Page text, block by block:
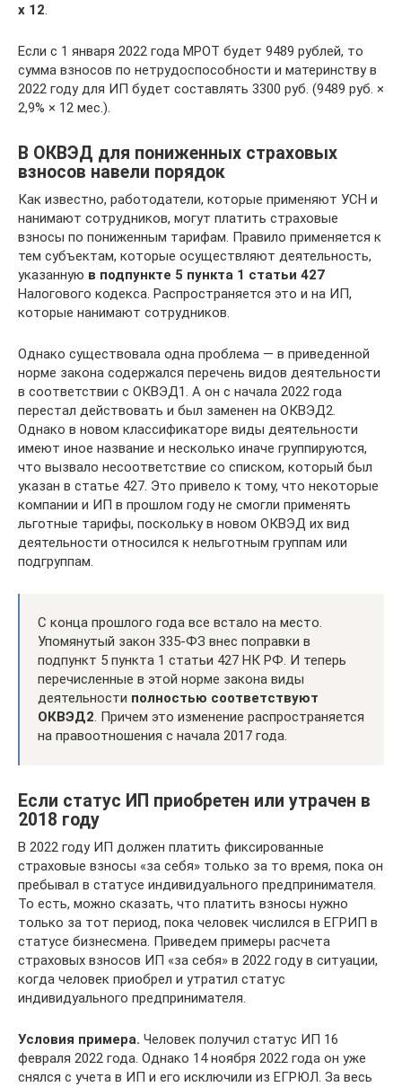
x 12.
Если с 1 января 2022 года МРОТ будет 9489 рублей, то
сумма взносов по нетрудоспособности и материнству в
2022 году для ИП будет составлять 3300 руб. (9489 руб. ×
2,9% × 12 мес.).
В ОКВЭД для пониженных страховых
взносов навели порядок
Как известно, работодатели, которые применяют УСН и
нанимают сотрудников, могут платить страховые
взносы по пониженным тарифам. Правило применяется к
тем субъектам, которые осуществляют деятельность,
указанную в подпункте 5 пункта 1 статьи 427
Налогового кодекса. Распространяется это и на ИП,
которые нанимают сотрудников.
Однако существовала одна проблема — в приведенной
норме закона содержался перечень видов деятельности
в соответствии с ОКВЭД1. А он с начала 2022 года
перестал действовать и был заменен на ОКВЭД2.
Однако в новом классификаторе виды деятельности
имеют иное название и несколько иначе группируются,
что вызвало несоответствие со списком, который был
указан в статье 427. Это привело к тому, что некоторые
компании и ИП в прошлом году не смогли применять
льготные тарифы, поскольку в новом ОКВЭД их вид
деятельности относился к нельготным группам или
подгруппам.
С конца прошлого года все встало на место.
Упомянутый закон 335-ФЗ внес поправки в
подпункт 5 пункта 1 статьи 427 НК РФ. И теперь
перечисленные в этой норме закона виды
деятельности полностью соответствуют
ОКВЭД2. Причем это изменение распространяется
на правоотношения с начала 2017 года.
Если статус ИП приобретен или утрачен в
2018 году
В 2022 году ИП должен платить фиксированные
страховые взносы «за себя» только за то время, пока он
пребывал в статусе индивидуального предпринимателя.
То есть, можно сказать, что платить взносы нужно
только за тот период, пока человек числился в ЕГРИП в
статусе бизнесмена. Приведем примеры расчета
страховых взносов ИП «за себя» в 2022 году в ситуации,
когда человек приобрел и утратил статус
индивидуального предпринимателя.
Условия примера. Человек получил статус ИП 16
февраля 2022 года. Однако 14 ноября 2022 года он уже
снялся с учета в ИП и его исключили из ЕГРЮЛ. За весь